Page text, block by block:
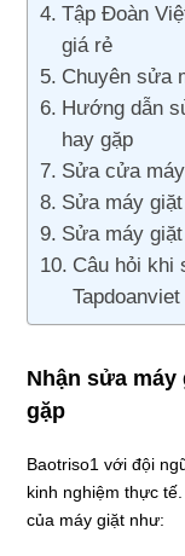
Tập Đoàn
giá rẻ
Chuyên sửa
Hướng dẫn
hay gặp
Sửa cửa
Sửa máy
Sửa máy
Câu hỏi khi
Tapdoanviet
Nhận sửa
gặp
Baotriso1 với đội
kinh nghiệm thực
của máy giặt như: